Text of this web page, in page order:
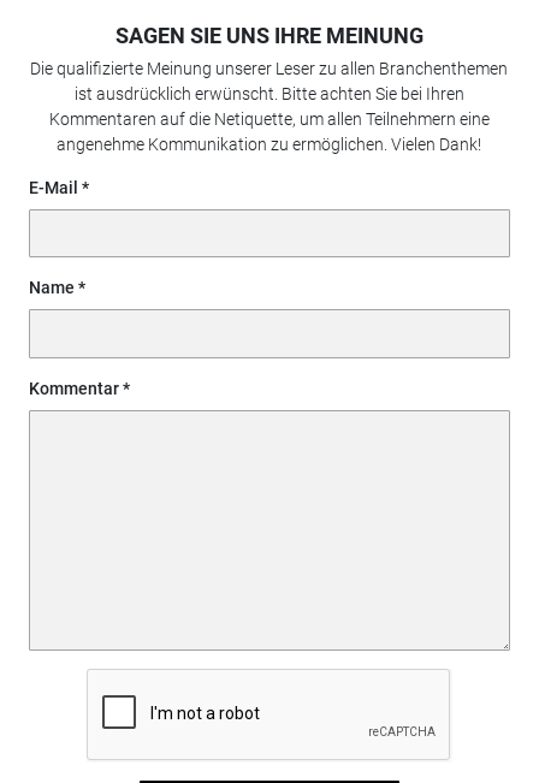
SAGEN SIE UNS IHRE MEINUNG
Die qualifizierte Meinung unserer Leser zu allen Branchenthemen
ist ausdrücklich erwünscht. Bitte achten Sie bei Ihren
Kommentaren auf die Netiquette, um allen Teilnehmern eine
angenehme Kommunikation zu ermöglichen. Vielen Dank!
E-Mail
Name
Kommentar